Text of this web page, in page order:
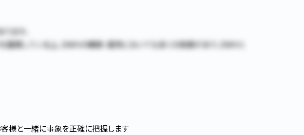
ます。
積している上、DWHの構築・運用においても多くの実績があり、DWHと
様と一緒に事象を正確に把握します